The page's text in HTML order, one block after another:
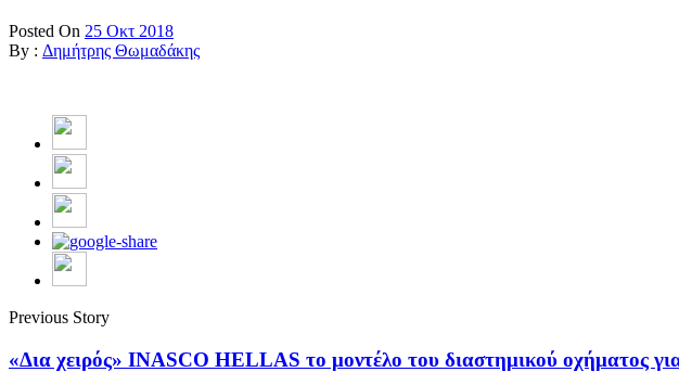
Posted On 25 Οκτ 2018
By : Δημήτρης Θωμαδάκης
Previous Story
«Δια χειρός» INASCO HELLAS το μοντέλο του διαστημικού οχήματος